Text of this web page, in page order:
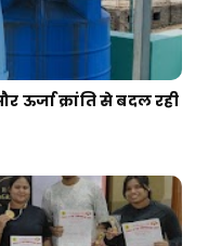
ऊर्जा क्रांति से बदल रही